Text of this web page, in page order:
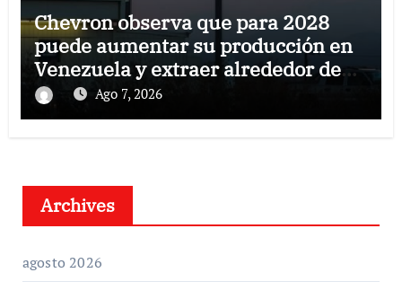
Chevron observa que para 2028
puede aumentar su producción en
Venezuela y extraer alrededor de
420.000 barriles diarios
Ago 7, 2026
Archives
agosto 2026